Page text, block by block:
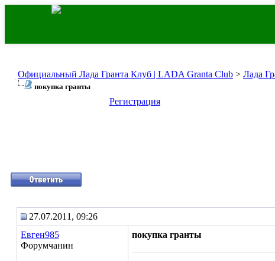
Официальный Лада Гранта Клуб | LADA Granta Club > Лада
покупка гранты
Регистрация
27.07.2011, 09:26
Евген985
Форумчанин
покупка гранты